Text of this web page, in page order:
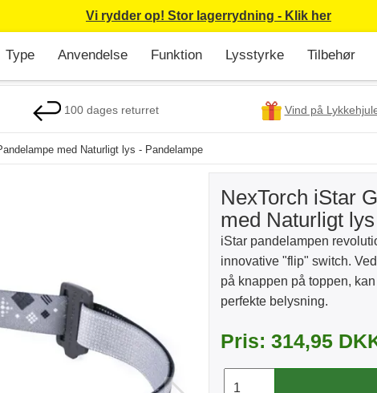
Vi rydder op! Stor lagerrydning - Klik her
Type Anvendelse Funktion Lysstyrke Tilbehør
100 dages returret Vind på
med Naturligt lys - Pandelampe
NexTorch iStar
med Naturligt
iStar pandelampen
innovative "flip" switch.
på knappen på toppen,
perfekte belysning.
Pris: 314,95